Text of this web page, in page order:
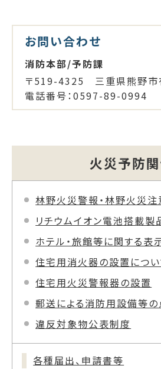
お問い合わせ
消防本部/予防課
〒519-4325 三重県熊野
電話番号：0597-89-0994
火災予防
林野火災警報・林野火災注意報の
リチウムイオン電池搭載製品から
ホテル・旅館等に関する表示制度（
住宅用消火器の設置につい
住宅用火災警報器の設置
郵送による消防用設備等の点
違反対象物公表制度
各種届出、申請書等